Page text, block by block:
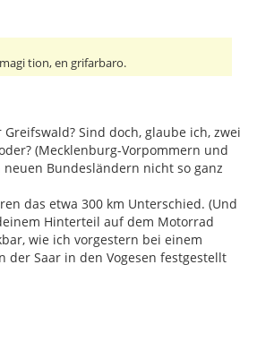
tion, en grifarbaro.
Sind doch, glaube ich, zwei
(Mecklenburg-Vorpommern und
Bundesländern nicht so ganz
das etwa 300 km Unterschied. (Und
Hinterteil auf dem Motorrad
wie ich vorgestern bei einem
der Saar in den Vogesen festgestellt